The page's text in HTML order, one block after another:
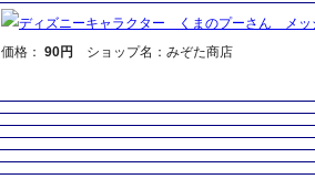
ディズニーキャラクター くまのプーさん メッ
価格： 90円 ショップ名：みぞた商店